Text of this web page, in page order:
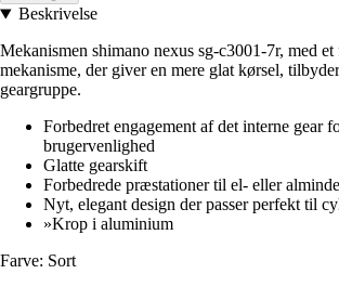
Beskrivelse
Mekanismen shimano nexus sg-c3001-7r, med
mekanisme, der giver en mere glat kørsel,
geargruppe.
Forbedret engagement af det interne gear
brugervenlighed
Glatte gearskift
Forbedrede præstationer til el- eller
Nyt, elegant design der passer perfekt til
»Krop i aluminium
Farve: Sort